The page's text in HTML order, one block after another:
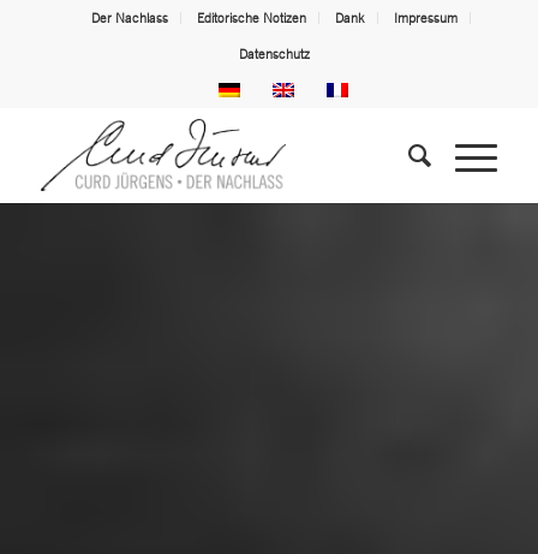
Der Nachlass Editorische Notizen Dank Impressum
Datenschutz